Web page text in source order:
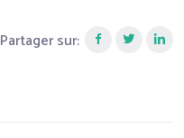
Partager sur: